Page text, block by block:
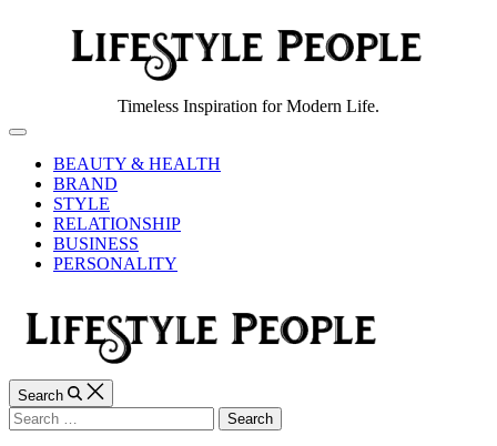
People
Timeless Inspiration for Modern Life.
Off
CanvasBEAUTY & HEALTH
BRAND
STYLE
RELATIONSHIP
BUSINESS
PERSONALITY
Search
Search
for: